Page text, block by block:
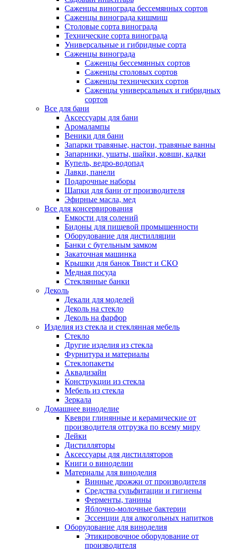
Саженцы винограда бессемянных сортов
Саженцы винограда кишмиш
Столовые сорта винограда
Технические сорта винограда
Универсальные и гибридные сорта
Саженцы винограда
Саженцы бессемянных сортов
Саженцы столовых сортов
Саженцы технических сортов
Саженцы универсальных и гибридных
сортов
Все для бани
Аксессуары для бани
Аромалампы
Веники для бани
Запарки травяные, настои, травяные ванны
Запарники, ушаты, шайки, ковши, кадки
Купель, ведро-водопад
Лавки, панели
Подарочные наборы
Шапки для бани от производителя
Эфирные масла, мед
Все для консервирования
Емкости для солений
Бидоны для пищевой промышенности
Оборудование для дистилляции
Банки с бугельным замком
Закаточная машинка
Крышки для банок Твист и СКО
Медная посуда
Стеклянные банки
Деколь
Декали для моделей
Деколь на стекло
Деколь на фарфор
Изделия из стекла и стеклянная мебель
Стекло
Другие изделия из стекла
Фурнитура и материалы
Стеклопакеты
Аквадизайн
Конструкции из стекла
Мебель из стекла
Зеркала
Домашнее виноделие
Квеври глинянные и керамические от
производителя отгрузка по всему миру
Лейки
Дистилляторы
Аксессуары для дистилляторов
Книги о виноделии
Материалы для виноделия
Винные дрожжи от производителя
Средства сульфитации и гигиены
Ферменты, танины
Яблочно-молочные бактерии
Эссенции для алкогольных напитков
Оборудование для виноделия
Этикировочное оборудование от
производителя